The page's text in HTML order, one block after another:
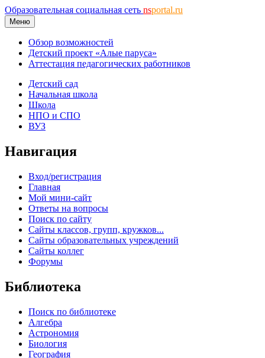
Образовательная социальная сеть nsportal.ru
Меню
Обзор возможностей
Детский проект «Алые паруса»
Аттестация педагогических работников
Детский сад
Начальная школа
Школа
НПО и СПО
ВУЗ
Навигация
Вход/регистрация
Главная
Мой мини-сайт
Ответы на вопросы
Поиск по сайту
Сайты классов, групп, кружков...
Сайты образовательных учреждений
Сайты коллег
Форумы
Библиотека
Поиск по библиотеке
Алгебра
Астрономия
Биология
География